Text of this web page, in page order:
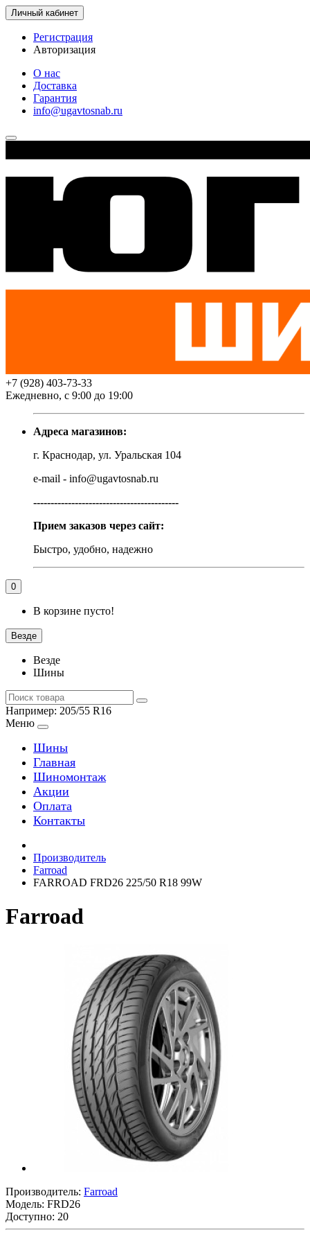
Личный кабинет
Регистрация
Авторизация
О нас
Доставка
Гарантия
info@ugavtosnab.ru
+7 (928) 403-73-33
Ежедневно, с 9:00 до 19:00
Адреса магазинов:
г. Краснодар, ул. Уральская 104
e-mail - info@ugavtosnab.ru
------------------------------------------
Прием заказов через сайт:
Быстро, удобно, надежно
0
В корзине пусто!
Везде
Везде
Шины
Например: 205/55 R16
Меню
Шины
Главная
Шиномонтаж
Акции
Оплата
Контакты
Производитель
Farroad
FARROAD FRD26 225/50 R18 99W
Farroad
Производитель: Farroad
Модель: FRD26
Доступно: 20